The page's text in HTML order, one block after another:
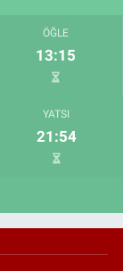
ÖĞLE
13:15
YATSI
21:54